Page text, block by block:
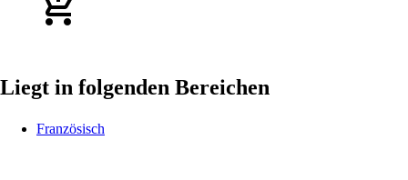
Liegt in folgenden Bereichen
Französisch